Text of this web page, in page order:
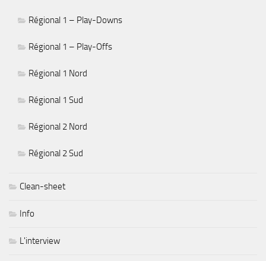
Régional 1 – Play-Downs
Régional 1 – Play-Offs
Régional 1 Nord
Régional 1 Sud
Régional 2 Nord
Régional 2 Sud
Clean-sheet
Info
L'interview